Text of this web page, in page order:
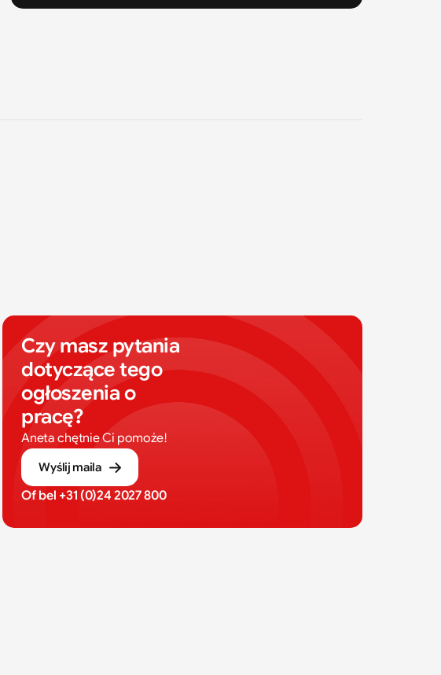
Czy masz pytania
dotyczące tego
ogłoszenia o
pracę?
Aneta chętnie Ci pomoże!
Wyślij maila
Of bel +31 (0)24 2027 800